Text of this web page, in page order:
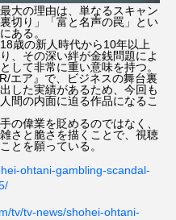
大の理由は、単なるスキャン
切り」「富と名声の罠」とい
ある。
歳の新人時代から10年以上
、その深い絆が金銭問題によ
して非常に重い意味を持つ。
エア』で、ビジネスの舞台裏
した実績があるため、今回も
間の内面に迫る作品になるこ
の偉業を貶めるのではなく、
さと脆さを描くことで、視聴
とを願っている。
ohtani-gambling-scandal-
tv/tv-news/shohei-ohtani-